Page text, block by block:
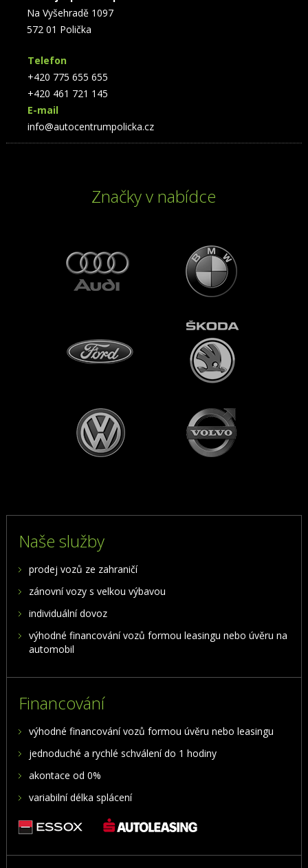
Na Vyšehradě 1097
572 01 Polička
Telefon
+420 775 655 655
+420 461 721 145
E-mail
info@autocentrumpolicka.cz
Značky v nabídce
Naše služby
prodej vozů ze zahraničí
zánovní vozy s velkou výbavou
individuální dovoz
výhodné financování vozů formou leasingu nebo úvěru na
automobil
Financování
výhodné financování vozů formou úvěru nebo leasingu
jednoduché a rychlé schválení do 1 hodiny
akontace od 0%
variabilní délka splácení